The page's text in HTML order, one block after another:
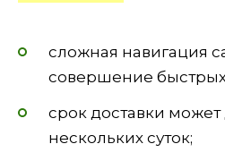
сложная навигация
совершение
срок доставки может
нескольких суток;